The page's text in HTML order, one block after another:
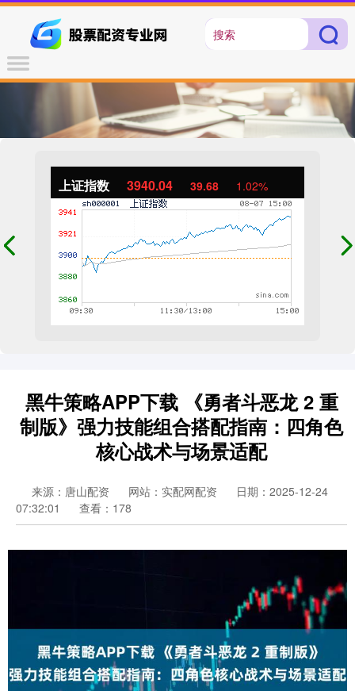
上证指数 3940.04 39.68 1.02%
黑牛策略APP下载 《勇者斗恶龙 2 重
制版》强力技能组合搭配指南：四角色
核心战术与场景适配
来源：唐山配资 网站：实配网配资
日期：2025-12-24
07:32:01
查看：178